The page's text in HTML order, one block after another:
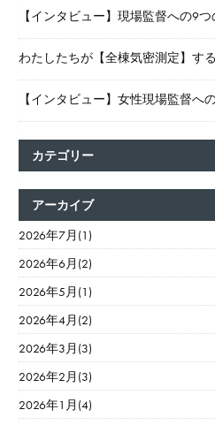
送
り
【インタビュー】現場監督への9つ
わたしたちが【全棟気密測定】す
【インタビュー】女性現場監督へ
カテゴリー
アーカイブ
2026年7月(1)
2026年6月(2)
2026年5月(1)
2026年4月(2)
2026年3月(3)
2026年2月(3)
2026年1月(4)